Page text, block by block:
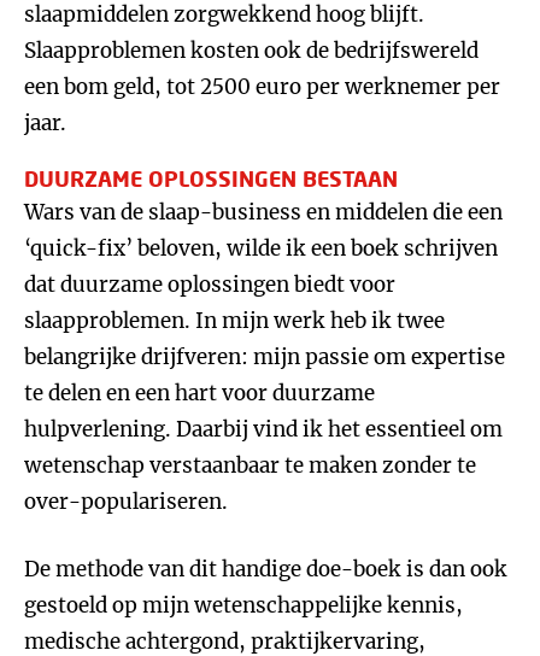
slaapmiddelen zorgwekkend hoog blijft.
Slaapproblemen kosten ook de bedrijfswereld
een bom geld, tot 2500 euro per werknemer per
jaar.
DUURZAME OPLOSSINGEN BESTAAN
Wars van de slaap-business en middelen die een
‘quick-fix’ beloven, wilde ik een boek schrijven
dat duurzame oplossingen biedt voor
slaapproblemen. In mijn werk heb ik twee
belangrijke drijfveren: mijn passie om expertise
te delen en een hart voor duurzame
hulpverlening. Daarbij vind ik het essentieel om
wetenschap verstaanbaar te maken zonder te
over-populariseren.
De methode van dit handige doe-boek is dan ook
gestoeld op mijn wetenschappelijke kennis,
medische achtergond, praktijkervaring,